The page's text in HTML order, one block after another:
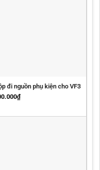
đi nguồn phụ kiện cho VF3
₫